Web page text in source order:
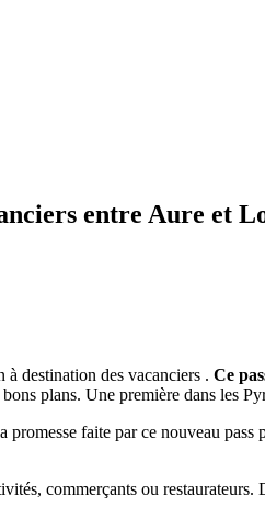
entre Aure et
destination des vacanciers . Ce
plans. Une première dans les
faite par ce nouveau
commerçants ou restaurateurs.